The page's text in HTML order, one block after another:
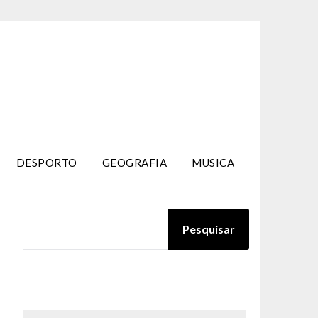
DESPORTO GEOGRAFIA MUSICA
Pesquisar